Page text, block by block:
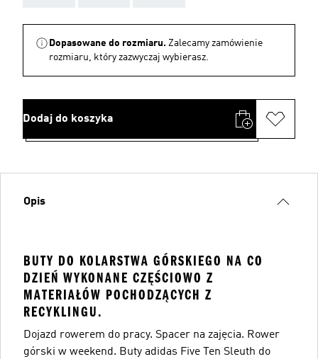
Dopasowane do rozmiaru. Zalecamy zamówienie
rozmiaru, który zazwyczaj wybierasz.
Dodaj do koszyka
Opis
BUTY DO KOLARSTWA GÓRSKIEGO NA CO
DZIEŃ WYKONANE CZĘŚCIOWO Z
MATERIAŁÓW POCHODZĄCYCH Z
RECYKLINGU.
Dojazd rowerem do pracy. Spacer na zajęcia. Rower
górski w weekend. Buty adidas Five Ten Sleuth do